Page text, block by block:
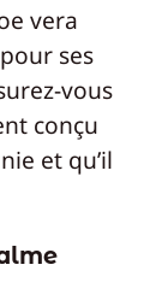
vera
ses
vous
conçu
et qu’il